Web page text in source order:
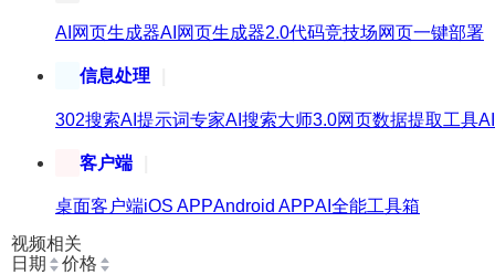
AI网页生成器AI网页生成器2.0代码竞技场网页一键部署
信息处理
302搜索AI提示词专家AI搜索大师3.0网页数据提取工具
客户端
桌面客户端iOS APPAndroid APPAI全能工具箱
视频相关
日期
价格